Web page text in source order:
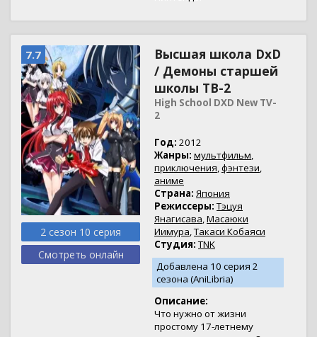
7.7
2 сезон 10 серия
Смотреть онлайн
Высшая школа DxD
/ Демоны старшей
школы ТВ-2
High School DXD New TV-
2
Год: 2012
Жанры: мультфильм,
приключения,фэнтези,
аниме
Страна: Япония
Режиссеры: Тэцуя
Янагисава,Масаюки
Иимура,Такаси Кобаяси
Студия: TNK
Добавлена 10 серия 2
сезона (AniLibria)
Описание:
Что нужно от жизни
простому 17-летнему